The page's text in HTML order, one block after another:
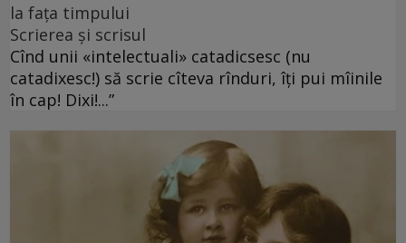
la fața timpului
Scrierea și scrisul
Cînd unii «intelectuali» catadicsesc (nu
catadixesc!) să scrie cîteva rînduri, îți pui mîinile
în cap! Dixi!...”